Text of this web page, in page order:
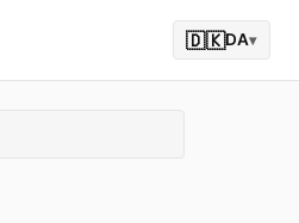
🇩🇰DA▾